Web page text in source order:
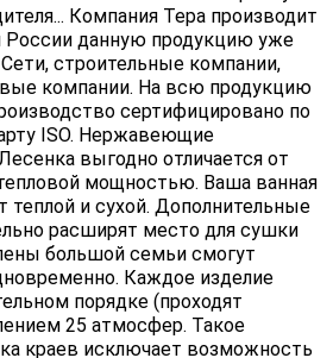
Компания Тера производит
России данную продукцию уже
строительные компании,
компании. На всю продукцию
сертифицировано по
ISO. Нержавеющие
выгодно отличается от
мощностью. Ваша ванная
теплой и сухой. Дополнительные
расширят место для сушки
большой семьи смогут
Каждое изделие
порядке (проходят
25 атмосфер. Такое
краев исключает возможность